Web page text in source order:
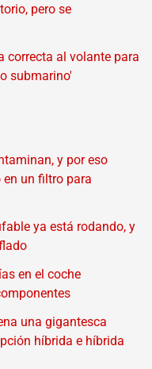
pero se
correcta al volante para
submarino'
y por eso
un filtro para
ya está rodando, y
en el coche
una gigantesca
híbrida e híbrida